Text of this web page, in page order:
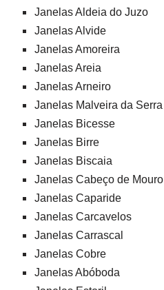
Janelas Aldeia do Juzo
Janelas Alvide
Janelas Amoreira
Janelas Areia
Janelas Arneiro
Janelas Malveira da Serra
Janelas Bicesse
Janelas Birre
Janelas Biscaia
Janelas Cabeço de Mouro
Janelas Caparide
Janelas Carcavelos
Janelas Carrascal
Janelas Cobre
Janelas Abóboda